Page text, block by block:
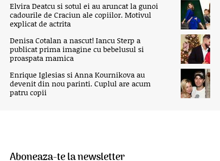
Elvira Deatcu si sotul ei au aruncat la gunoi
cadourile de Craciun ale copiilor. Motivul
explicat de actrita
Denisa Cotalan a nascut! Iancu Sterp a
publicat prima imagine cu bebelusul si
proaspata mamica
Enrique Iglesias si Anna Kournikova au
devenit din nou parinti. Cuplul are acum
patru copii
Aboneaza-te la newsletter